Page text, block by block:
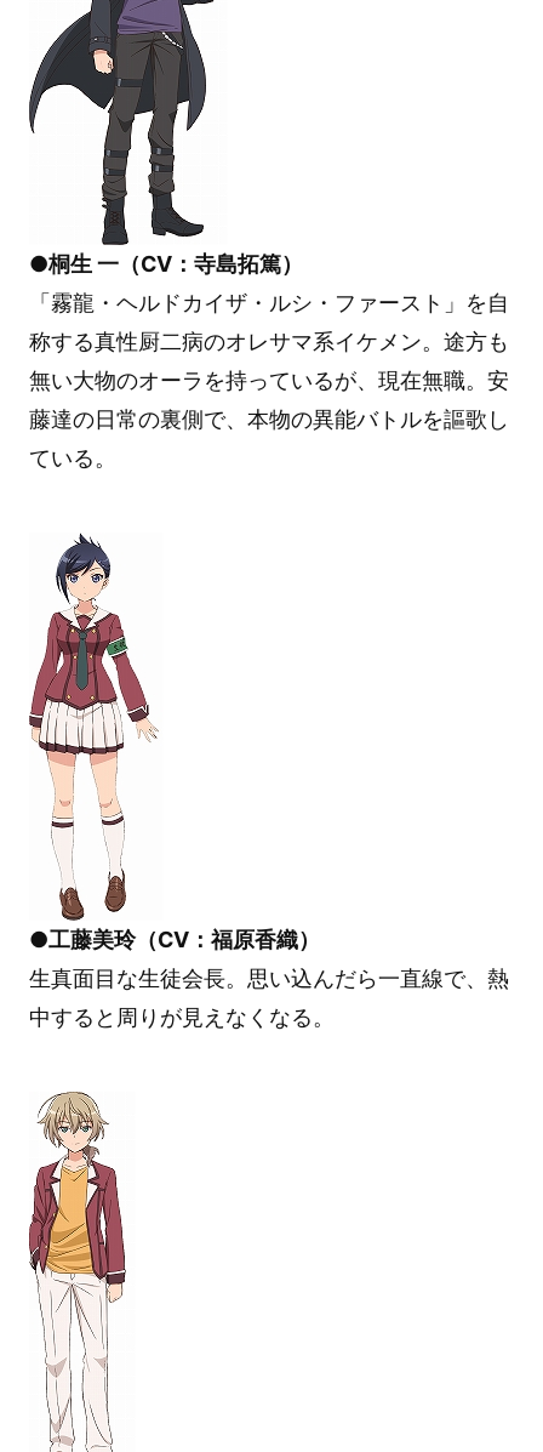
●桐生 一（CV：寺島拓篤）
「霧龍・ヘルドカイザ・ルシ・ファースト」を自
称する真性厨二病のオレサマ系イケメン。途方も
無い大物のオーラを持っているが、現在無職。安
藤達の日常の裏側で、本物の異能バトルを謳歌し
ている。
●工藤美玲（CV：福原香織）
生真面目な生徒会長。思い込んだら一直線で、熱
中すると周りが見えなくなる。